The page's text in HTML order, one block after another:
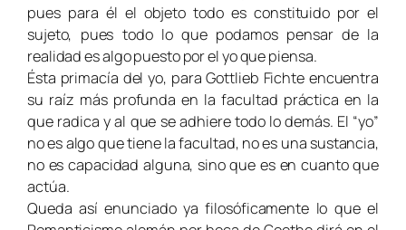
pues para él el objeto todo es constituido por el
sujeto, pues todo lo que podamos pensar de la
realidad es algo puesto por el yo que piensa.
Ésta primacía del yo, para Gottlieb Fichte encuentra
su raíz más profunda en la facultad práctica en la
que radica y al que se adhiere todo lo demás. El “yo”
no es algo que tiene la facultad, no es una sustancia,
no es capacidad alguna, sino que es en cuanto que
actúa.
Queda así enunciado ya filosóficamente lo que el